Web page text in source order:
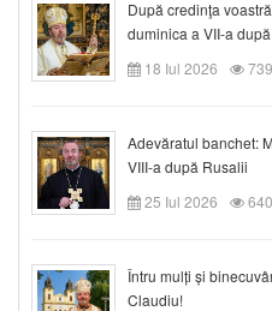
După credinţa
duminica a VII-a
18 Iul 2026
739
Adevăratul banchet:
VIII-a după Rusalii
25 Iul 2026
640
Întru mulți și
Claudiu!